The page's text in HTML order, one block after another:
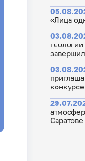
«Лица